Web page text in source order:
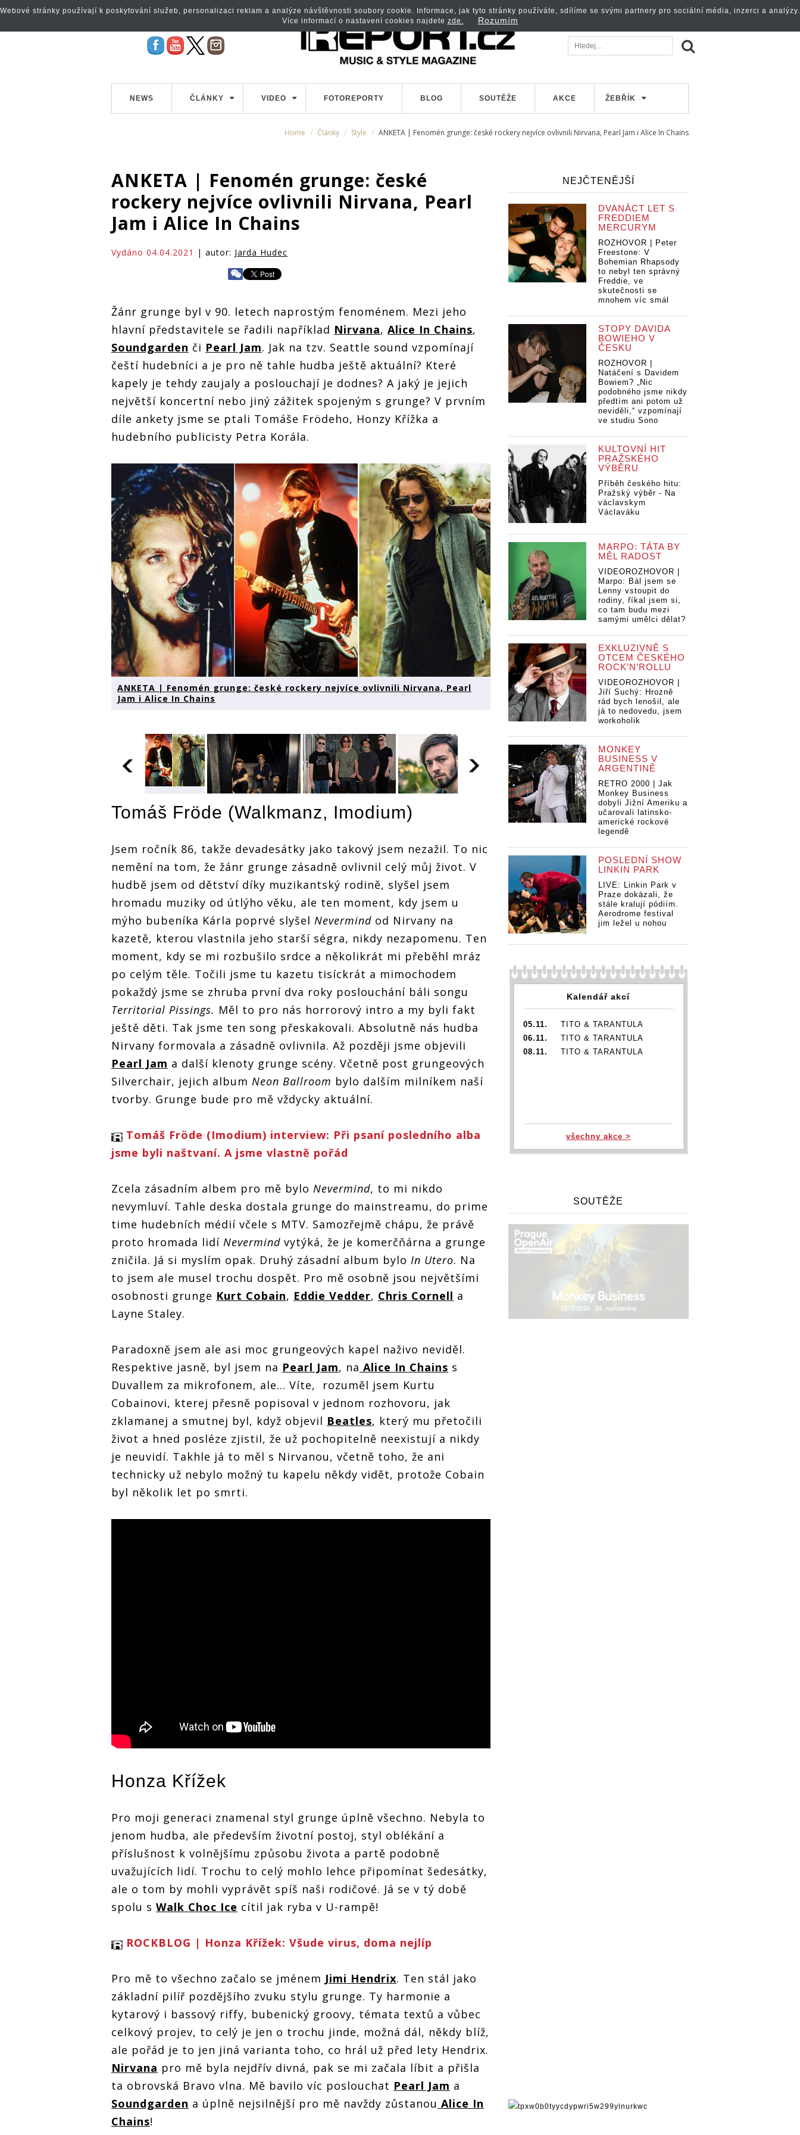
NEWS ČLÁNKY VIDEO FOTOREPORTY BLOG SOUTĚŽE AKCE ŽEBŘÍK
Home Články Style ANKETA | Fenomén grunge: české rockery nejvíce ovlivnili Nirvana, Pearl Jam i Alice In Chains
ANKETA | Fenomén grunge: české
rockery nejvíce ovlivnili Nirvana, Pearl
Jam i Alice In Chains
Vydáno 04.04.2021 | autor: Jarda Hudec
Žánr grunge byl v 90. letech naprostým fenoménem. Mezi jeho
hlavní představitele se řadili například Nirvana, Alice In Chains,
Soundgarden či Pearl Jam. Jak na tzv. Seattle sound vzpomínají
čeští hudebníci a je pro ně tahle hudba ještě aktuální? Které
kapely je tehdy zaujaly a poslouchají je dodnes? A jaký je jejich
největší koncertní nebo jiný zážitek spojeným s grunge? V prvním
díle ankety jsme se ptali Tomáše Frödeho, Honzy Křížka a
hudebního publicisty Petra Korála.
ANKETA | Fenomén grunge: české rockery nejvíce ovlivnili Nirvana, Pearl
Jam i Alice In Chains
Fenomén
grunge: české
Pearl Jam i Alice
In Chains
ANKETA |
Fenomén
grunge: české
rockery nejvíce
ovlivnili Nirvana,
Pearl Jam i Alice
In Chains
ANKETA |
Fenomén
ovlivnili Nirvana,
Pearl Jam i Alice
In Chains
ANKETA |
Fenomén
ovlivnili Nirvana,
Pearl Jam i Alice
In Chains
ANKETA |
Fenomén
grunge: české
rockery nejvíce
ovlivnili Nirvana,
ANKETA |
Fenomén
grunge: české
rockery nejvíce
ovlivnili Nirvana,
Pearl Jam i Alice
Tomáš Fröde (Walkmanz, Imodium)
Jsem ročník 86, takže devadesátky jako takový jsem nezažil. To nic
nemění na tom, že žánr grunge zásadně ovlivnil celý můj život. V
hudbě jsem od dětství díky muzikantský rodině, slyšel jsem
hromadu muziky od útlýho věku, ale ten moment, kdy jsem u
mýho bubeníka Kárla poprvé slyšel Nevermind od Nirvany na
kazetě, kterou vlastnila jeho starší ségra, nikdy nezapomenu. Ten
moment, kdy se mi rozbušilo srdce a několikrát mi přeběhl mráz
po celým těle. Točili jsme tu kazetu tisíckrát a mimochodem
pokaždý jsme se zhruba první dva roky poslouchání báli songu
Territorial Pissings. Měl to pro nás horrorový intro a my byli fakt
ještě děti. Tak jsme ten song přeskakovali. Absolutně nás hudba
Nirvany formovala a zásadně ovlivnila. Až později jsme objevili
Pearl Jam a další klenoty grunge scény. Včetně post grungeových
Silverchair, jejich album Neon Ballroom bylo dalším milníkem naší
tvorby. Grunge bude pro mě vždycky aktuální.
Tomáš Fröde (Imodium) interview: Při psaní posledního alba
jsme byli naštvaní. A jsme vlastně pořád
Zcela zásadním albem pro mě bylo Nevermind, to mi nikdo
nevymluví. Tahle deska dostala grunge do mainstreamu, do prime
time hudebních médií včele s MTV. Samozřejmě chápu, že právě
proto hromada lidí Nevermind vytýká, že je komerčňárna a grunge
zničila. Já si myslím opak. Druhý zásadní album bylo In Utero. Na
to jsem ale musel trochu dospět. Pro mě osobně jsou největšími
osobnosti grunge Kurt Cobain, Eddie Vedder, Chris Cornell a
Layne Staley.
Paradoxně jsem ale asi moc grungeových kapel naživo neviděl.
Respektive jasně, byl jsem na Pearl Jam, na Alice In Chains s
Duvallem za mikrofonem, ale… Víte, rozuměl jsem Kurtu
Cobainovi, kterej přesně popisoval v jednom rozhovoru, jak
zklamanej a smutnej byl, když objevil Beatles, který mu přetočili
život a hned posléze zjistil, že už pochopitelně neexistují a nikdy
je neuvidí. Takhle já to měl s Nirvanou, včetně toho, že ani
technicky už nebylo možný tu kapelu někdy vidět, protože Cobain
byl několik let po smrti.
Honza Křížek
Pro moji generaci znamenal styl grunge úplně všechno. Nebyla to
jenom hudba, ale především životní postoj, styl oblékání a
příslušnost k volnějšímu způsobu života a partě podobně
uvažujících lidí. Trochu to celý mohlo lehce připomínat šedesátky,
ale o tom by mohli vyprávět spíš naši rodičové. Já se v tý době
spolu s Walk Choc Ice cítil jak ryba v U-rampě!
ROCKBLOG | Honza Křížek: Všude virus, doma nejlíp
Pro mě to všechno začalo se jménem Jimi Hendrix. Ten stál jako
základní pilíř pozdějšího zvuku stylu grunge. Ty harmonie a
kytarový i bassový riffy, bubenický groovy, témata textů a vůbec
celkový projev, to celý je jen o trochu jinde, možná dál, někdy blíž,
ale pořád je to jen jiná varianta toho, co hrál už před lety Hendrix.
Nirvana pro mě byla nejdřív divná, pak se mi začala líbit a přišla
ta obrovská Bravo vlna. Mě bavilo víc poslouchat Pearl Jam a
Soundgarden a úplně nejsilnější pro mě navždy zůstanou Alice In
Chains!
NEJČTENĚJŠÍ
DVANÁCT LET S
FREDDIEM
MERCURYM
ROZHOVOR | Peter
Freestone: V
Bohemian Rhapsody
to nebyl ten správný
Freddie, ve
skutečnosti se
mnohem víc smál
STOPY DAVIDA
BOWIEHO V
ČESKU
ROZHOVOR |
Natáčení s Davidem
Bowiem? „Nic
podobného jsme nikdy
předtím ani potom už
neviděli,“ vzpomínají
ve studiu Sono
KULTOVNÍ HIT
PRAŽSKÉHO
VÝBĚRU
Příběh českého hitu:
Pražský výběr - Na
václavskym
Václaváku
MARPO: TÁTA BY
MĚL RADOST
VIDEOROZHOVOR |
Marpo: Bál jsem se
Lenny vstoupit do
rodiny, říkal jsem si,
co tam budu mezi
samými umělci dělat?
EXKLUZIVNĚ S
OTCEM ČESKÉHO
ROCK’N’ROLLU
VIDEOROZHOVOR |
Jiří Suchý: Hrozně
rád bych lenošil, ale
já to nedovedu, jsem
workoholik
MONKEY
BUSINESS V
ARGENTINĚ
RETRO 2000 | Jak
Monkey Business
dobyli Jižní Ameriku a
učarovali latinsko-
americké rockové
legendě
POSLEDNÍ SHOW
LINKIN PARK
LIVE: Linkin Park v
Praze dokázali, že
stále kralují pódiím.
Aerodrome festival
jim ležel u nohou
Kalendář akcí
05.11.
TITO & TARANTULA
06.11.
TITO & TARANTULA
08.11.
TITO & TARANTULA
všechny akce >
SOUTĚŽE
Webové stránky používají k poskytování služeb, personalizaci reklam a analýze návštěvnosti soubory cookie. Informace, jak tyto stránky používáte, sdílíme se svými partnery pro sociální média, inzerci a analýzy.
Více informací o nastavení cookies najdete zde. Rozumím